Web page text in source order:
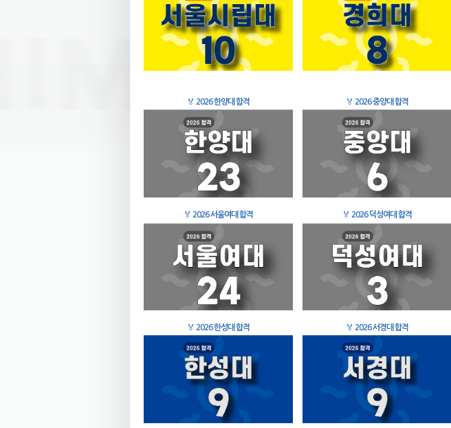
🏅 2026 한양대 합격 🏅 2026 중앙대 합격
🏅 2026 서울여대 합격 🏅 2026 덕성여대 합격
🏅 2026 한성대 합격 🏅 2026 서경대 합격